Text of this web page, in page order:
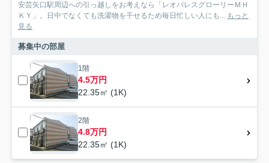
安芸矢口駅周辺への引っ越しをお考えなら「レオパレスグローリーＭＨ
ＫＹ」。日中でなくても洗濯物を干せるため毎日忙しい人にも... もっと
見る
募集中の部屋
1階
4.5万円
22.35㎡ (1K)
2階
4.8万円
22.35㎡ (1K)